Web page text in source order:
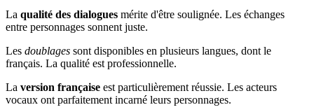
La qualité des dialogues mérite d'être soulignée. Les échanges
entre personnages sonnent juste.
Les doublages sont disponibles en plusieurs langues, dont le
français. La qualité est professionnelle.
La version française est particulièrement réussie. Les acteurs
vocaux ont parfaitement incarné leurs personnages.